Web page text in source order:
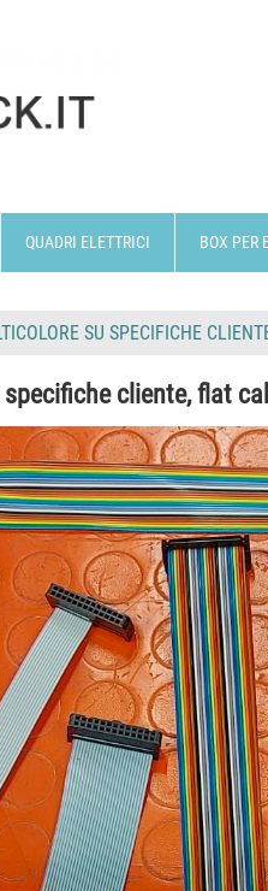
QUADRI ELETTRICI BOX PER
SU SPECIFICHE
cliente, flat